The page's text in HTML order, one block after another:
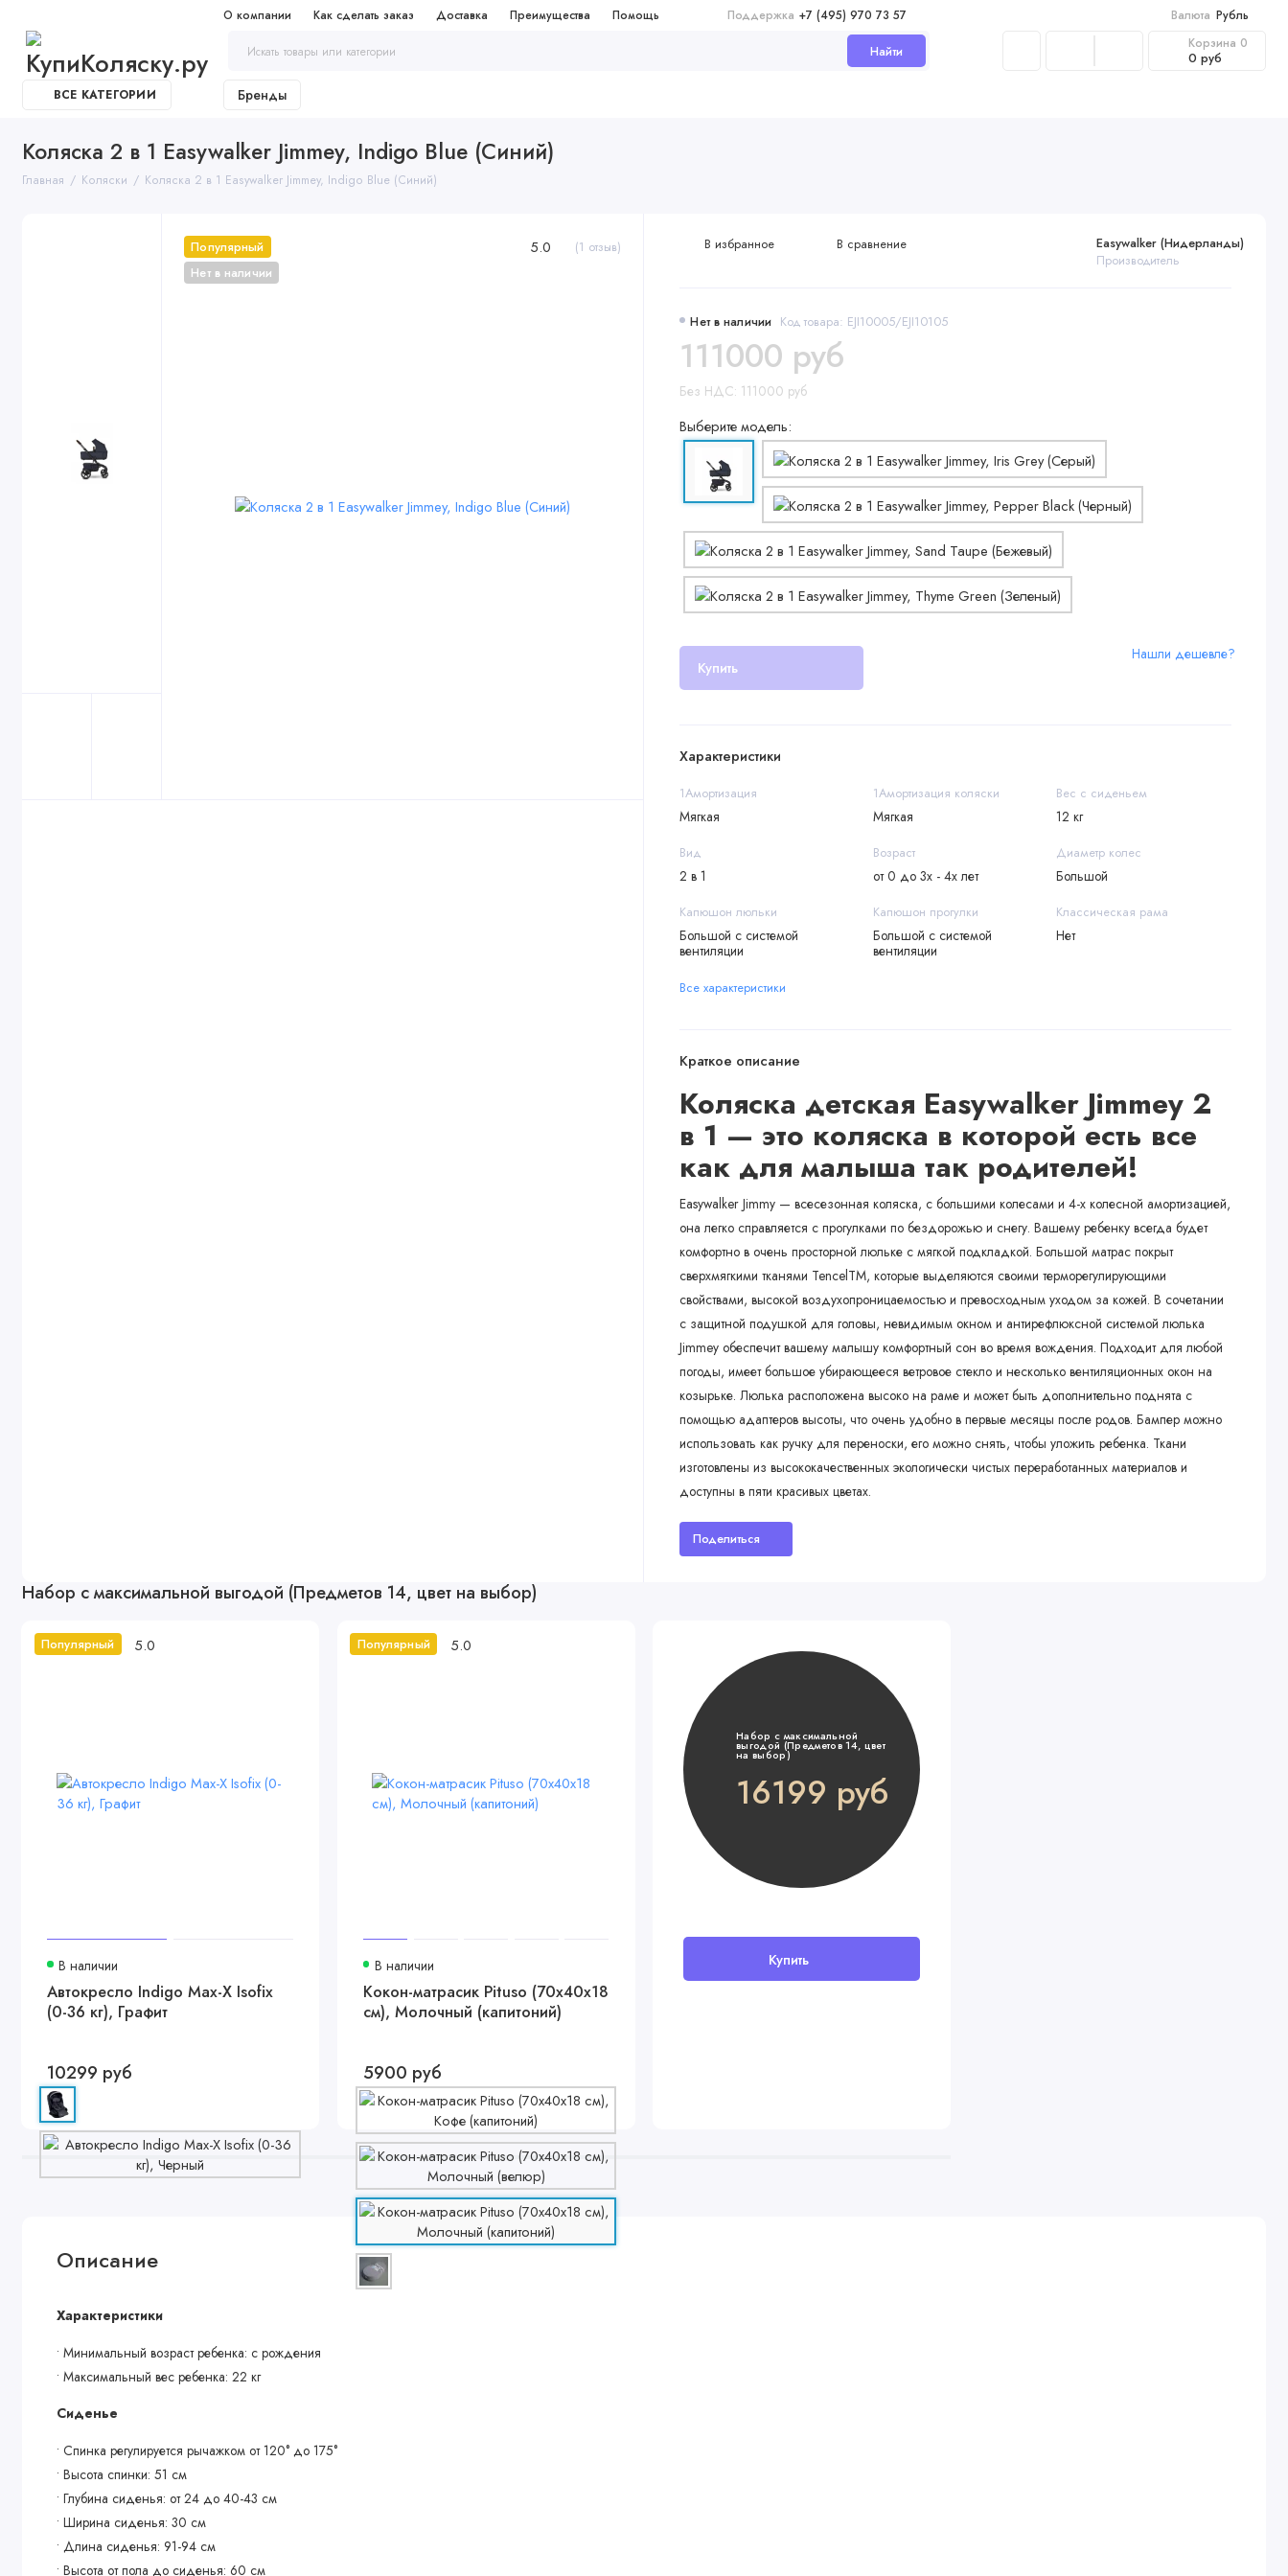
О компании Как сделать заказ Доставка Преимущества Помощь Поддержка +7 (495) 970 73 57 Валюта Рубль
Найти Корзина 0
0 руб
ВСЕ КАТЕГОРИИ Бренды
Коляска 2 в 1 Easywalker Jimmey, Indigo Blue (Синий)
Главная Коляски Коляска 2 в 1 Easywalker Jimmey, Indigo Blue (Синий)
Популярный
Нет в наличии
5.0 (1 отзыв)
Нет в наличии Код товара: EJI10005/EJI10105
Easywalker (Нидерланды)
Производитель
111000 руб
Без НДС: 111000 руб
Выберите модель:
Купить
Нашли дешевле?
В избранное В сравнение
Характеристики
1Амортизация
Мягкая
1Амортизация коляски
Мягкая
Вес с сиденьем
12 кг
Вид
2 в 1
Возраст
от 0 до 3х - 4х лет
Диаметр колес
Большой
Капюшон люльки
Большой с системой
вентиляции
Капюшон прогулки
Большой с системой
вентиляции
Классическая рама
Нет
Все характеристики
Краткое описание
Коляска детская Easywalker Jimmey 2
в 1 — это коляска в которой есть все
как для малыша так родителей!
Easywalker Jimmy — всесезонная коляска, с большими колесами и 4-х колесной амортизацией,
она легко справляется с прогулками по бездорожью и снегу. Вашему ребенку всегда будет
комфортно в очень просторной люльке с мягкой подкладкой. Большой матрас покрыт
сверхмягкими тканями TencelTM, которые выделяются своими терморегулирующими
свойствами, высокой воздухопроницаемостью и превосходным уходом за кожей. В сочетании
с защитной подушкой для головы, невидимым окном и антирефлюксной системой люлька
Jimmey обеспечит вашему малышу комфортный сон во время вождения. Подходит для любой
погоды, имеет большое убирающееся ветровое стекло и несколько вентиляционных окон на
козырьке. Люлька расположена высоко на раме и может быть дополнительно поднята с
помощью адаптеров высоты, что очень удобно в первые месяцы после родов. Бампер можно
использовать как ручку для переноски, его можно снять, чтобы уложить ребенка. Ткани
изготовлены из высококачественных экологически чистых переработанных материалов и
доступны в пяти красивых цветах.
Поделиться
Набор с максимальной выгодой (Предметов 14, цвет на выбор)
Популярный 5.0
В наличии
Автокресло Indigo Max-X Isofix
(0-36 кг), Графит
10299 руб
Популярный 5.0
В наличии
Кокон-матрасик Pituso (70x40x18
см), Молочный (капитоний)
5900 руб
Набор с максимальной
выгодой (Предметов 14, цвет
на выбор)
16199 руб
Купить
Описание
Характеристики
• Минимальный возраст ребенка: с рождения
• Максимальный вес ребенка: 22 кг
Сиденье
• Спинка регулируется рычажком от 120° до 175°
• Высота спинки: 51 см
• Глубина сиденья: от 24 до 40-43 см
• Ширина сиденья: 30 см
• Длина сиденья: 91-94 см
• Высота от пола до сиденья: 60 см